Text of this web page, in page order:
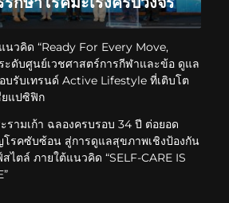
นวคิด “Ready For Every Move,
ะดับศูนย์เวชศาสตร์การกีฬาและข้อ ดูแล
บรับเทรนด์ Active Lifestyle ที่เติบโต
ยแปซิฟิก
รามเก้า ฉลองครบรอบ 34 ปี ต่อยอด
โรคซับซ้อน สู่การดูแลสุขภาพเชิงป้องกัน
ไตล์ ภายใต้แนวคิด “SELF-CARE IS